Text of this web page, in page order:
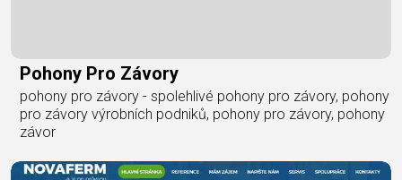
Pohony Pro Závory
pohony pro závory - spolehlivé pohony pro závory, pohony
pro závory výrobních podniků, pohony pro závory, pohony
závor